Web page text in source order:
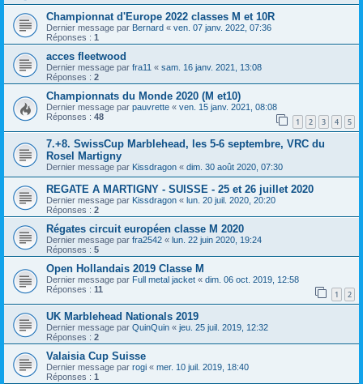
Championnat d'Europe 2022 classes M et 10R
Dernier message par Bernard « ven. 07 janv. 2022, 07:36
Réponses : 1
acces fleetwood
Dernier message par fra11 « sam. 16 janv. 2021, 13:08
Réponses : 2
Championnats du Monde 2020 (M et10)
Dernier message par pauvrette « ven. 15 janv. 2021, 08:08
Réponses : 48 1 2 3 4 5
7.+8. SwissCup Marblehead, les 5-6 septembre, VRC du
Rosel Martigny
Dernier message par Kissdragon « dim. 30 août 2020, 07:30
REGATE A MARTIGNY - SUISSE - 25 et 26 juillet 2020
Dernier message par Kissdragon « lun. 20 juil. 2020, 20:20
Réponses : 2
Régates circuit européen classe M 2020
Dernier message par fra2542 « lun. 22 juin 2020, 19:24
Réponses : 5
Open Hollandais 2019 Classe M
Dernier message par Full metal jacket « dim. 06 oct. 2019, 12:58
Réponses : 11 1 2
UK Marblehead Nationals 2019
Dernier message par QuinQuin « jeu. 25 juil. 2019, 12:32
Réponses : 2
Valaisia Cup Suisse
Dernier message par rogi « mer. 10 juil. 2019, 18:40
Réponses : 1